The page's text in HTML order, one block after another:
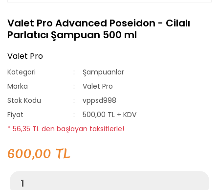
Valet Pro Advanced Poseidon - Cilalı
Parlatıcı Şampuan 500 ml
Valet Pro
Kategori
Şampuanlar
Marka
Valet Pro
Stok Kodu
vppsd998
Fiyat
500,00 TL + KDV
* 56,35 TL den başlayan taksitlerle!
600,00 TL